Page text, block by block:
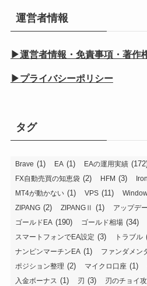
運営者情報
▶運営者情報・免責事項・著作
▶プライバシーポリシー
タグ
Brave (1) EA (1) EAの運用実績
FX自動売買の知恵袋 (2) HFM (3)
MT4が動かない (1) VPS (11)
ZIPANG (2) ZIPANGⅡ (1) アップデ
ゴールドEA (190) ゴールド相場 (34)
スマートフォンでEA設定 (3) トラブル
ナンピンマーチンEA (1) ファンダメン
ポジション整理 (2) マイクロ口座 (1)
入金ボーナス (1) 刃 (3) 刃のチョイ